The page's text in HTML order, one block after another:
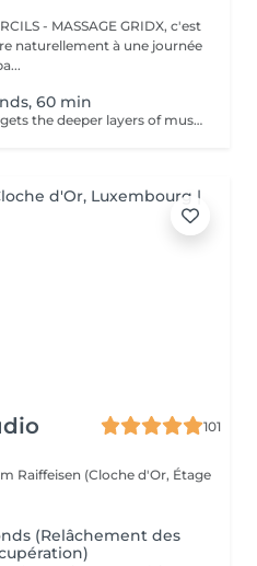
GRIDX, c'est
naturellement à une journée
60 min
Go deep. Release. Restore. Targets the deeper layers of muscles and connective tissue to relieve chronic pain, stiffness, and tension. Using slow, firm strokes and deep pressure, this massage helps to release knots, restore mobility, and promote long-term muscle health. Ideal for clients with persistent tension or physically demanding lifestyles. Age restrictions: there are no age restrictions for this procedure. Post procedure recommendations: do not do sport and any sharp movements 2-3 hours after the procedure. Frequency: 1-2 times per week, 10 times in total. Repeat once in 3-6 months.
101
Raiffeisen (Cloche d'Or, Étage
(Relâchement des